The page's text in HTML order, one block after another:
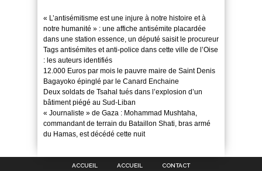
« L’antisémitisme est une injure à notre histoire et à
notre humanité » : une affiche antisémite placardée
dans une station essence, un député saisit le procureur
Tags antisémites et anti-police dans cette ville de l’Oise
: les auteurs identifiés
12.000 Euros par mois le pauvre maire de Saint Denis
Bagayoko épinglé par le Canard Enchaine
Deux soldats de Tsahal tués dans l’explosion d’un
bâtiment piégé au Sud-Liban
« Journaliste » de Gaza : Mohammad Mushtaha,
commandant de terrain du Bataillon Shati, bras armé
du Hamas, est décédé cette nuit
ACCUEIL ACCUEIL CONTACT